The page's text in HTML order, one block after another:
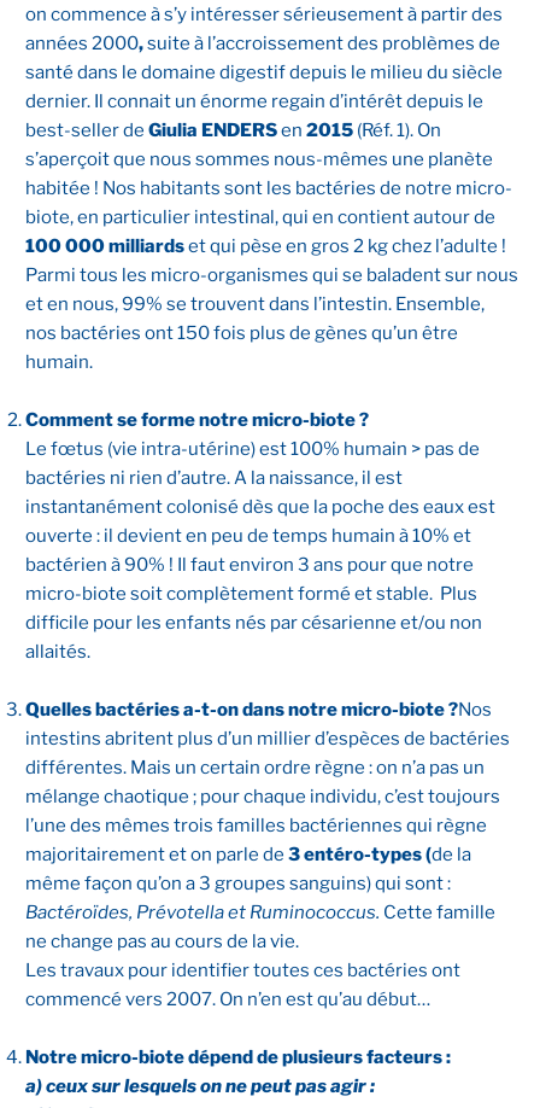
on commence à s’y intéresser sérieusement à partir des
années 2000,suite à l’accroissement des problèmes de
santé dans le domaine digestif depuis le milieu du siècle
dernier. Il connait un énorme regain d’intérêt depuis le
best-seller deGiulia ENDERSen2015 (Réf. 1). On
s’aperçoit que nous sommes nous-mêmes une planète
habitée ! Nos habitants sont les bactéries de notre micro-
biote, en particulier intestinal, qui en contient autour de
100 000 milliardset qui pèse en gros 2 kg chez l’adulte !
Parmi tous les micro-organismes qui se baladent sur nous
et en nous, 99% se trouvent dans l’intestin. Ensemble,
nos bactéries ont 150 fois plus de gènes qu’un être
humain.
Comment se forme notre micro-biote ?
Le fœtus (vie intra-utérine) est 100% humain > pas de
bactéries ni rien d’autre. A la naissance, il est
instantanément colonisé dès que la poche des eaux est
ouverte : il devient en peu de temps humain à 10% et
bactérien à 90% ! Il faut environ 3 ans pour que notre
micro-biote soit complètement formé et stable. Plus
difficile pour les enfants nés par césarienne et/ou non
allaités.
Quelles bactéries a-t-on dans notre micro-biote ?Nos
intestins abritent plus d’un millier d’espèces de bactéries
différentes. Mais un certain ordre règne : on n’a pas un
mélange chaotique ; pour chaque individu, c’est toujours
l’une des mêmes trois familles bactériennes qui règne
majoritairement et on parle de3 entéro-types (de la
même façon qu’on a 3 groupes sanguins) qui sont :
Bactéroïdes, Prévotella et Ruminococcus. Cette famille
ne change pas au cours de la vie.
Les travaux pour identifier toutes ces bactéries ont
commencé vers 2007. On n’en est qu’au début…
Notre micro-biote dépend de plusieurs facteurs :
a) ceux sur lesquels on ne peut pas agir :